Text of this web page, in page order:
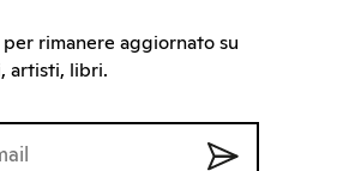
rimanere aggiornato su
artisti, libri.